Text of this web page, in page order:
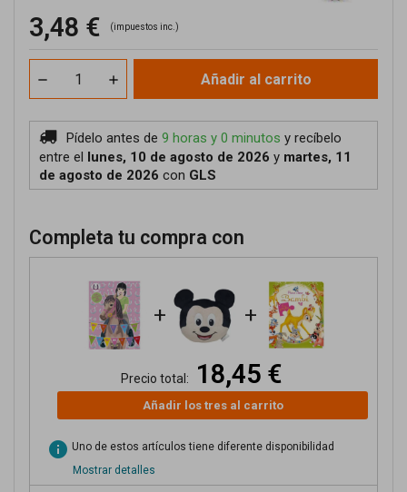
3,48 € (impuestos inc.)
Añadir al carrito
Pídelo antes de 9 horas y 0 minutos y recíbelo
entre el lunes, 10 de agosto de 2026 y martes, 11
de agosto de 2026 con GLS
Completa tu compra con
+ +
Precio total: 18,45 €
Añadir los tres al carrito
info Uno de estos artículos tiene diferente disponibilidad
Mostrar detalles